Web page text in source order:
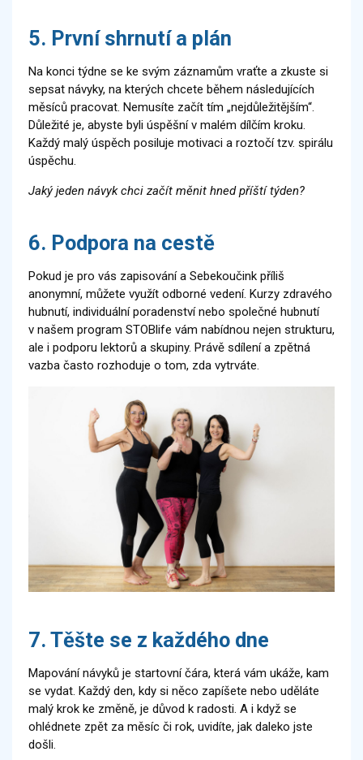
5. První shrnutí a plán
Na konci týdne se ke svým záznamům vraťte a zkuste si
sepsat návyky, na kterých chcete během následujících
měsíců pracovat. Nemusíte začít tím „nejdůležitějším“.
Důležité je, abyste byli úspěšní v malém dílčím kroku.
Každý malý úspěch posiluje motivaci a roztočí tzv. spirálu
úspěchu.
Jaký jeden návyk chci začít měnit hned příští týden?
6. Podpora na cestě
Pokud je pro vás zapisování a Sebekoučink příliš
anonymní, můžete využít odborné vedení. Kurzy zdravého
hubnutí, individuální poradenství nebo společné hubnutí
v našem program STOBlife vám nabídnou nejen strukturu,
ale i podporu lektorů a skupiny. Právě sdílení a zpětná
vazba často rozhoduje o tom, zda vytrváte.
7. Těšte se z každého dne
Mapování návyků je startovní čára, která vám ukáže, kam
se vydat. Každý den, kdy si něco zapíšete nebo uděláte
malý krok ke změně, je důvod k radosti. A i když se
ohlédnete zpět za měsíc či rok, uvidíte, jak daleko jste
došli.